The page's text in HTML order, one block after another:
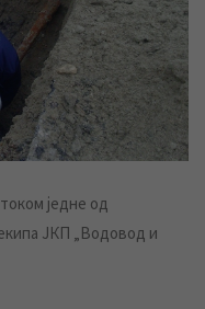
једне од
ЈКП „Водовод и